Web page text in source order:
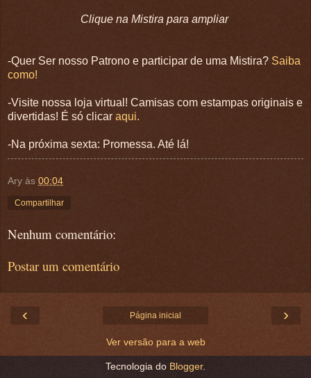
Clique na Mistira para ampliar
-Quer Ser nosso Patrono e participar de uma Mistira? Saiba
como!
-Visite nossa loja virtual! Camisas com estampas originais e
divertidas! É só clicar aqui.
-Na próxima sexta: Promessa. Até lá!
Ary às 00:04
Compartilhar
Nenhum comentário:
Postar um comentário
‹ ›
Página inicial
Ver versão para a web
Tecnologia do Blogger.